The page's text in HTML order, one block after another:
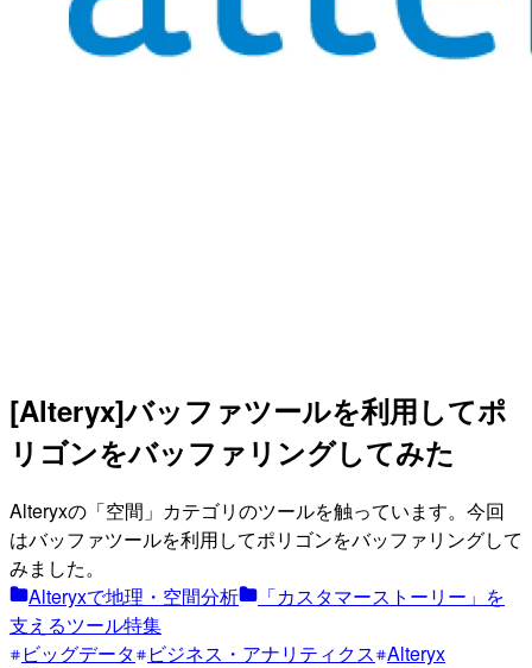
[Alteryx]バッファツールを利用してポ
リゴンをバッファリングしてみた
Alteryxの「空間」カテゴリのツールを触っています。今回
はバッファツールを利用してポリゴンをバッファリングして
みました。
Alteryxで地理・空間分析
「カスタマーストーリー」を
支えるツール特集
ビッグデータ
ビジネス・アナリティクス Alteryx